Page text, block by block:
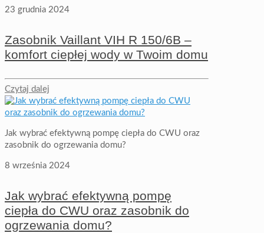
23 grudnia 2024
Zasobnik Vaillant VIH R 150/6B –
komfort ciepłej wody w Twoim domu
Czytaj dalej
Jak wybrać efektywną pompę ciepła do CWU oraz
zasobnik do ogrzewania domu?
8 września 2024
Jak wybrać efektywną pompę
ciepła do CWU oraz zasobnik do
ogrzewania domu?